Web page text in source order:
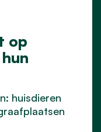
op
huisdieren